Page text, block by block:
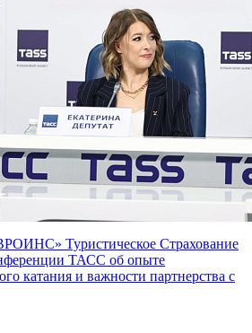
Туристическое Страхование
ТАСС об опыте
катания и важности партнерства с